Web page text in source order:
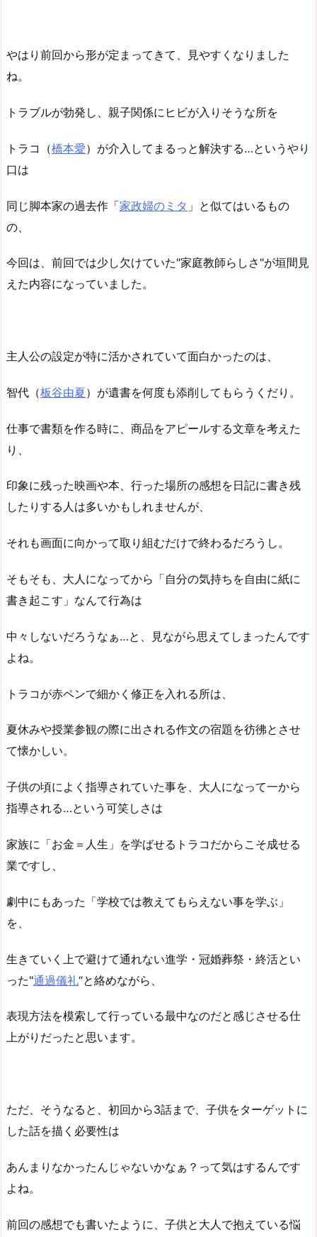
やはり前回から形が定まってきて、見やすくなりました
ね。
トラブルが勃発し、親子関係にヒビが入りそうな所を
トラコ（橋本愛）が介入してまるっと解決する…というやり
口は
同じ脚本家の過去作「家政婦のミタ 」と似てはいるもの
の、
今回は、前回では少し欠けていた"家庭教師らしさ"が垣間見
えた内容になっていました。
主人公の設定が特に活かされていて面白かったのは、
智代（板谷由夏）が遺書を何度も添削してもらうくだり。
仕事で書類を作る時に、商品をアピールする文章を考えた
り、
印象に残った映画や本、行った場所の感想を日記に書き残
したりする人は多いかもしれませんが、
それも画面に向かって取り組むだけで終わるだろうし。
そもそも、大人になってから「自分の気持ちを自由に紙に
書き起こす」なんて行為は
中々しないだろうなぁ…と、見ながら思えてしまったんです
よね。
トラコが赤ペンで細かく修正を入れる所は、
夏休みや授業参観の際に出される作文の宿題を彷彿とさせ
て懐かしい。
子供の頃によく指導されていた事を、大人になって一から
指導される…という可笑しさは
家族に「お金＝人生」を学ばせるトラコだからこそ成せる
業ですし、
劇中にもあった「学校では教えてもらえない事を学ぶ」
を、
生きていく上で避けて通れない進学・冠婚葬祭・終活とい
った"通過儀礼“と絡めながら、
表現方法を模索して行っている最中なのだと感じさせる仕
上がりだったと思います。
ただ、そうなると、初回から3話まで、子供をターゲットに
した話を描く必要性は
あんまりなかったんじゃないかなぁ？って気はするんです
よね。
前回の感想でも書いたように、子供と大人で抱えている悩